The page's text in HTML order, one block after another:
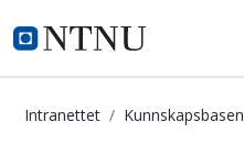
i.ntnu.no
Intranettet Kunnskapsbasen